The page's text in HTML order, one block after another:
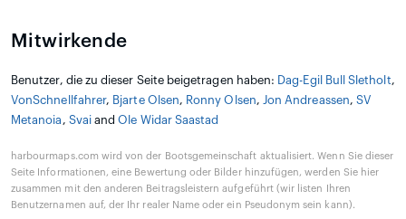
Mitwirkende
Benutzer, die zu dieser Seite beigetragen haben: Dag-Egil Bull Sletholt,
VonSchnellfahrer, Bjarte Olsen, Ronny Olsen, Jon Andreassen,SV
Metanoia , SvaiandOle Widar Saastad
harbourmaps.com wird von der Bootsgemeinschaft aktualisiert. Wenn Sie dieser
Seite Informationen, eine Bewertung oder Bilder hinzufügen, werden Sie hier
zusammen mit den anderen Beitragsleistern aufgeführt (wir listen Ihren
Benutzernamen auf, der Ihr realer Name oder ein Pseudonym sein kann).